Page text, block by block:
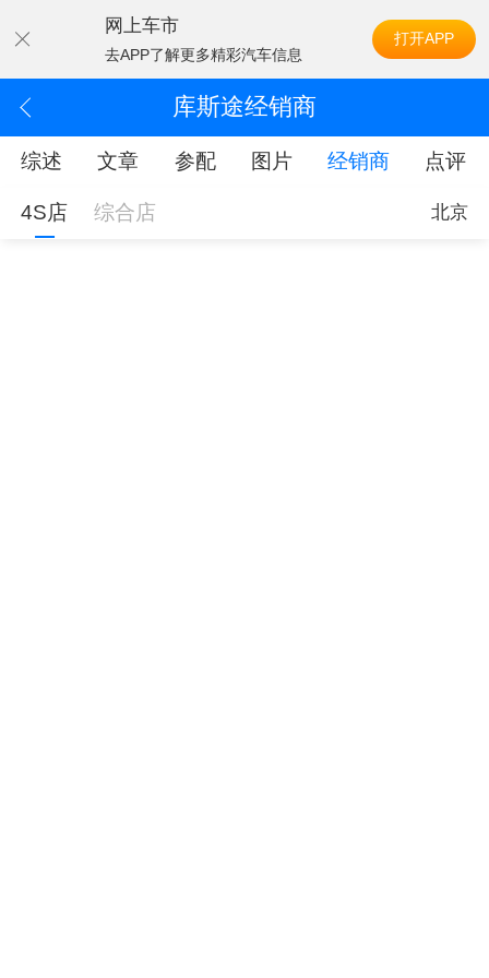
网上车市
去APP了解更多精彩汽车信息
打开APP
库斯途经销商
综述 文章 参配 图片 经销商 点评
4S店 综合店 北京